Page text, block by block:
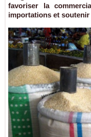
favoriser la
importations et